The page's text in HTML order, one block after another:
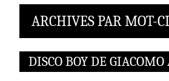
ARCHIVES PAR MOT-
DISCO BOY DE